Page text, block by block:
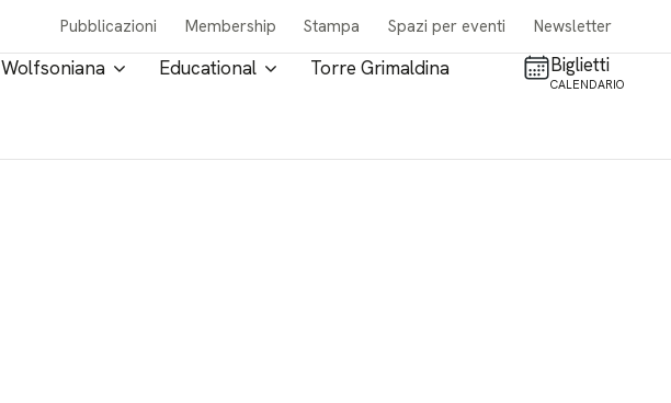
Pubblicazioni Membership Stampa Spazi per eventi Newsletter
Wolfsoniana Educational Torre Grimaldina Biglietti
CALENDARIO